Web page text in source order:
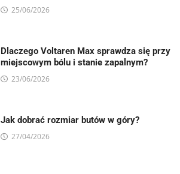
25/06/2026
Dlaczego Voltaren Max sprawdza się przy
miejscowym bólu i stanie zapalnym?
23/06/2026
Jak dobrać rozmiar butów w góry?
27/04/2026